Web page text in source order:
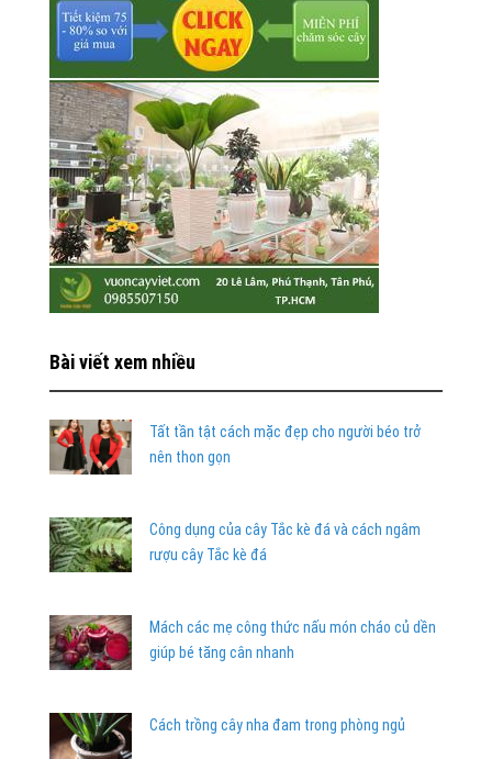
Bài viết xem nhiều
Tất tần tật cách mặc đẹp cho người béo trở
nên thon gọn
Công dụng của cây Tắc kè đá và cách ngâm
rượu cây Tắc kè đá
Mách các mẹ công thức nấu món cháo củ dền
giúp bé tăng cân nhanh
Cách trồng cây nha đam trong phòng ngủ